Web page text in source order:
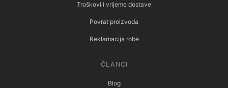
Troškovi i vrijeme dostave
Povrat proizvoda
Reklamacija robe
ČLANCI
Blog